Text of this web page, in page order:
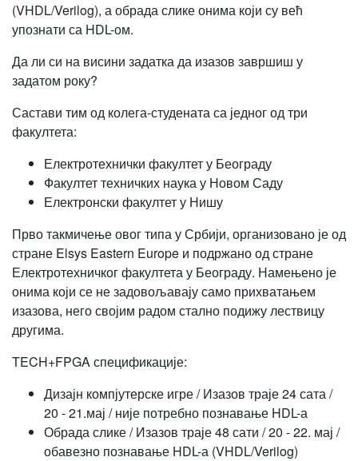
(VHDL/Verilog), а обрада слике онима који су већ
упознати са HDL-ом.
Да ли си на висини задатка да изазов завршиш у
задатом року?
Састави тим од колега-студената са једног од три
факултета:
Електротехнички факултет у Београду
Факултет техничких наука у Новом Саду
Електронски факултет у Нишу
Прво такмичење овог типа у Србији, организовано је од
стране Elsys Eastern Europe и подржано од стране
Електротехничког факултета у Београду. Намењено је
онима који се не задовољавају само прихватањем
изазова, него својим радом стално подижу лествицу
другима.
TECH+FPGA спецификације:
Дизајн компјутерске игре / Изазов траје 24 сата /
20 - 21.мај / није потребно познавање HDL-а
Обрада слике / Изазов траје 48 сати / 20 - 22. мај /
обавезно познавање HDL-а (VHDL/Verilog)